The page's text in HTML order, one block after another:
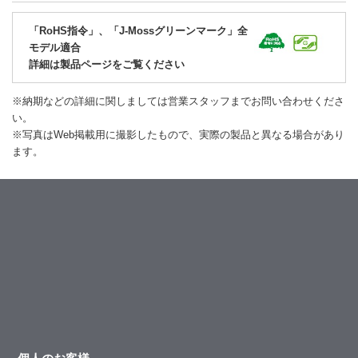
「RoHS指令」、「J-Mossグリーンマーク」全
モデル適合
詳細は製品ページをご覧ください
※納期などの詳細に関しましては営業スタッフまでお問い合わせくださ
い。
※写真はWeb掲載用に撮影したもので、実際の製品と異なる場合があり
ます。